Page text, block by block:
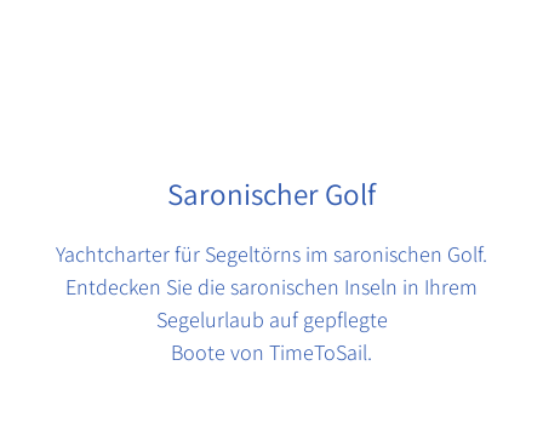
Saronischer Golf
Yachtcharter für Segeltörns im saronischen Golf.
Entdecken Sie die saronischen Inseln in Ihrem
Segelurlaub auf gepflegte
Boote von TimeToSail.